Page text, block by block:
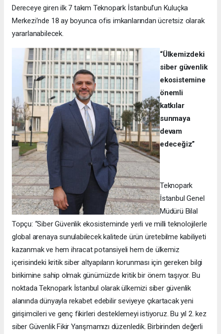
Dereceye giren ilk 7 takım Teknopark İstanbul’un Kuluçka
Merkezi’nde 18 ay boyunca ofis imkanlarından ücretsiz olarak
yararlanabilecek.
“Ülkemizdeki
siber güvenlik
ekosistemine
önemli
katkılar
sunmaya
devam
edeceğiz”
Teknopark
İstanbul Genel
Müdürü Bilal
Topçu: “Siber Güvenlik ekosisteminde yerli ve milli teknolojilerle
global arenaya sunulabilecek kalitede ürün üretebilme kabiliyeti
kazanmak ve hem ihracat potansiyeli hem de ülkemiz
içerisindeki kritik siber altyapıların korunması için gereken bilgi
birikimine sahip olmak günümüzde kritik bir önem taşıyor. Bu
noktada Teknopark İstanbul olarak ülkemizi siber güvenlik
alanında dünyayla rekabet edebilir seviyeye çıkartacak yeni
girişimcileri ve genç fikirleri desteklemeyi istiyoruz. Bu yıl 2. kez
siber Güvenlik Fikir Yarışmamızı düzenledik. Birbirinden değerli